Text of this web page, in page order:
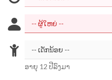
ອາຍຸ 12 ປີລົງມາ